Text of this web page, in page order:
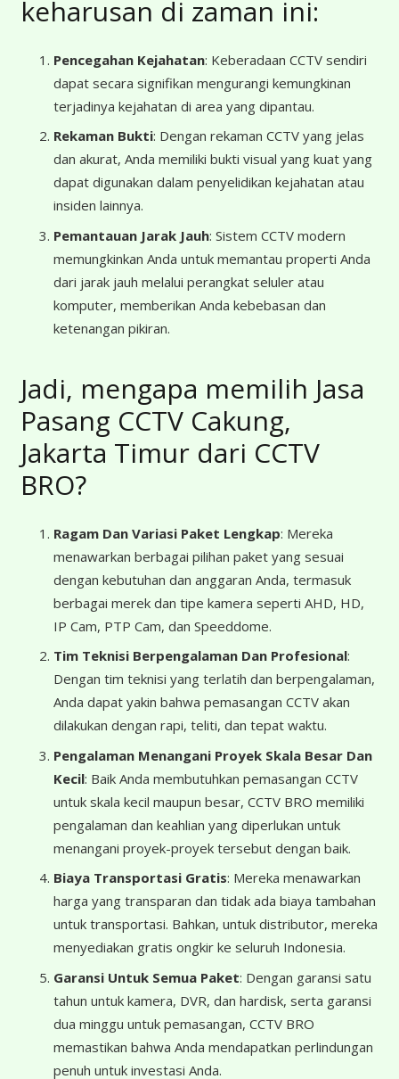
keharusan di zaman ini:
Pencegahan Kejahatan: Keberadaan CCTV sendiri
dapat secara signifikan mengurangi kemungkinan
terjadinya kejahatan di area yang dipantau.
Rekaman Bukti: Dengan rekaman CCTV yang jelas
dan akurat, Anda memiliki bukti visual yang kuat yang
dapat digunakan dalam penyelidikan kejahatan atau
insiden lainnya.
Pemantauan Jarak Jauh: Sistem CCTV modern
memungkinkan Anda untuk memantau properti Anda
dari jarak jauh melalui perangkat seluler atau
komputer, memberikan Anda kebebasan dan
ketenangan pikiran.
Jadi, mengapa memilih Jasa
Pasang CCTV Cakung,
Jakarta Timur dari CCTV
BRO?
Ragam Dan Variasi Paket Lengkap: Mereka
menawarkan berbagai pilihan paket yang sesuai
dengan kebutuhan dan anggaran Anda, termasuk
berbagai merek dan tipe kamera seperti AHD, HD,
IP Cam, PTP Cam, dan Speeddome.
Tim Teknisi Berpengalaman Dan Profesional:
Dengan tim teknisi yang terlatih dan berpengalaman,
Anda dapat yakin bahwa pemasangan CCTV akan
dilakukan dengan rapi, teliti, dan tepat waktu.
Pengalaman Menangani Proyek Skala Besar Dan
Kecil: Baik Anda membutuhkan pemasangan CCTV
untuk skala kecil maupun besar, CCTV BRO memiliki
pengalaman dan keahlian yang diperlukan untuk
menangani proyek-proyek tersebut dengan baik.
Biaya Transportasi Gratis: Mereka menawarkan
harga yang transparan dan tidak ada biaya tambahan
untuk transportasi. Bahkan, untuk distributor, mereka
menyediakan gratis ongkir ke seluruh Indonesia.
Garansi Untuk Semua Paket: Dengan garansi satu
tahun untuk kamera, DVR, dan hardisk, serta garansi
dua minggu untuk pemasangan, CCTV BRO
memastikan bahwa Anda mendapatkan perlindungan
penuh untuk investasi Anda.